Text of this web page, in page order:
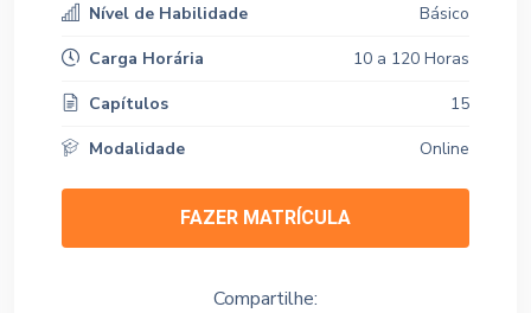
Nível de Habilidade
Básico
Carga Horária
10 a 120 Horas
Capítulos
15
Modalidade
Online
FAZER MATRÍCULA
Compartilhe: